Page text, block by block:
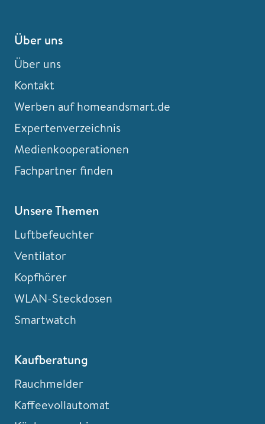
Über uns
Über uns
Kontakt
Werben auf homeandsmart.de
Expertenverzeichnis
Medienkooperationen
Fachpartner finden
Unsere Themen
Luftbefeuchter
Ventilator
Kopfhörer
WLAN-Steckdosen
Smartwatch
Kaufberatung
Rauchmelder
Kaffeevollautomat